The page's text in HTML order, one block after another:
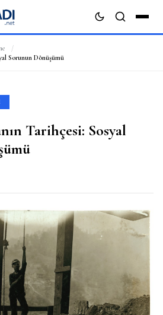
ARA
/
Sorunun Dönüşümü
Tarihçesi: Sosyal